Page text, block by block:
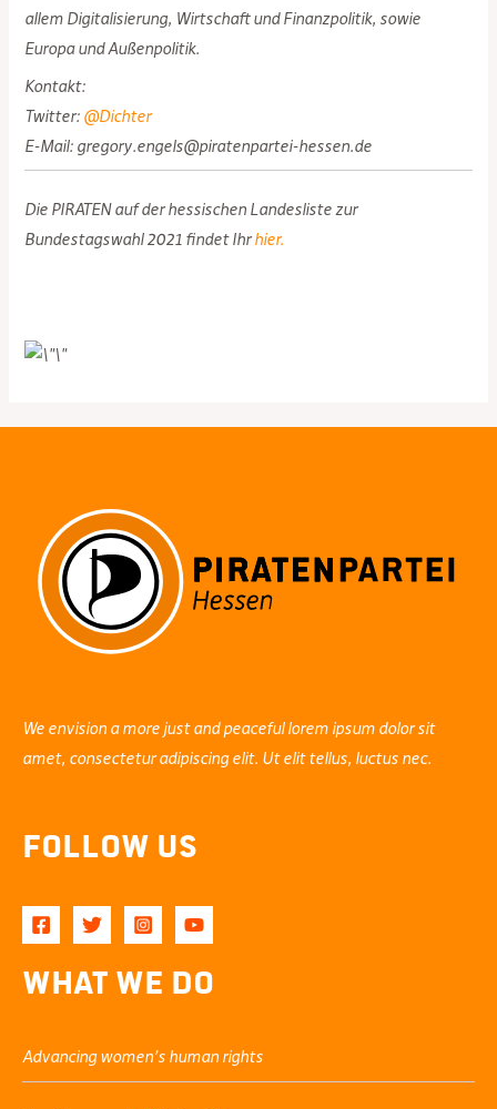
allem Digitalisierung, Wirtschaft und Finanzpolitik, sowie
Europa und Außenpolitik.
Kontakt:
Twitter: @Dichter
E-Mail: gregory.engels@piratenpartei-hessen.de
Die PIRATEN auf der hessischen Landesliste zur
Bundestagswahl 2021 findet Ihrhier.
We envision a more just and peaceful lorem ipsum dolor sit
amet, consectetur adipiscing elit. Ut elit tellus, luctus nec.
Follow Us
What We Do
Advancing women’s human rights